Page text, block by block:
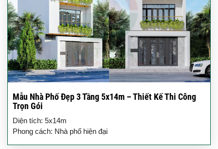
Mẫu Nhà Phố Đẹp 3 Tầng 5x14m – Thiết Kế Thi Công
Trọn Gói
Diện tích: 5x14m
Phong cách: Nhà phố hiện đại